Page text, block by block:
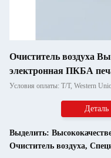
Очиститель воздуха
электронная ПКБА
Условия оплаты: T/T, Western
Деталь
Выделить:
Очиститель воздуха,